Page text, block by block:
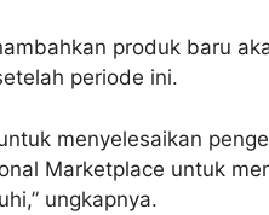
produk baru
periode ini.
menyelesaikan
Marketplace untuk
ungkapnya.